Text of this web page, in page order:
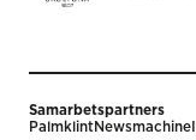
Samarbetspartners
PalmklintNewsmachine